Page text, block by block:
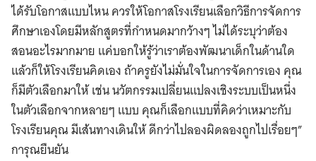
ได้รับโอกาสแบบไหน ควรให้โอกาสโรงเรียนเลือกวิธีการจัดการ
ศึกษาเองโดยมีหลักสูตรที่กำหนดมากว้างๆ ไม่ได้ระบุว่าต้อง
สอนอะไรมากมาย แค่บอกให้รู้ว่าเราต้องพัฒนาเด็กในด้านใด
แล้วก็ให้โรงเรียนคิดเอง ถ้าครูยังไม่มั่นใจในการจัดการเอง คุณ
ก็มีตัวเลือกมาให้ เช่น นวัตกรรมเปลี่ยนแปลงเชิงระบบเป็นหนึ่ง
ในตัวเลือกจากหลายๆ แบบ คุณก็เลือกแบบที่คิดว่าเหมาะกับ
โรงเรียนคุณ มีเส้นทางเดินให้ ดีกว่าไปลองผิดลองถูกไปเรื่อยๆ”
การุณยืนยัน